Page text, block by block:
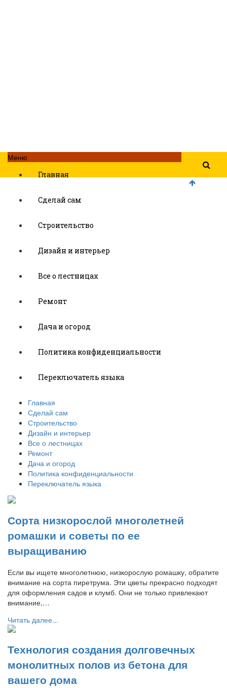
Меню
Главная
Сделай сам
Строительство
Дизайн и интерьер
Все о лестницах
Ремонт
Дача и огород
Политика конфиденциальности
Переключатель языка
Главная
Сделай сам
Строительство
Дизайн и интерьер
Все о лестницах
Ремонт
Дача и огород
Политика конфиденциальности
Переключатель языка
Сорта низкорослой многолетней
ромашки и советы по ее
выращиванию
Если вы ищете многолетнюю, низкорослую ромашку, обратите
внимание на сорта пиретрума. Эти цветы прекрасно подходят
для оформления садов и клумб. Они не только привлекают
внимание,…
Читать далее...
Технология создания долговечных
монолитных полов из бетона для
вашего дома